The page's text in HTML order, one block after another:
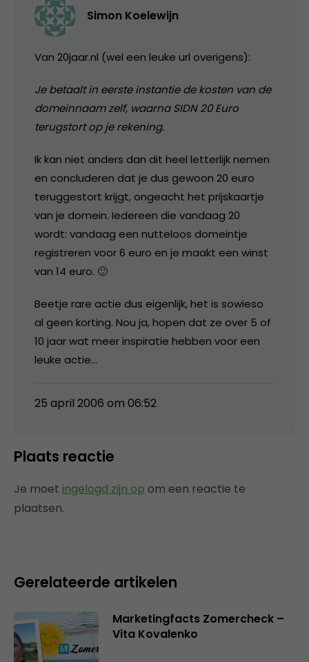
Simon Koelewijn
Van 20jaar.nl (wel een leuke url overigens):
Je betaalt in eerste instantie de kosten van de
domeinnaam zelf, waarna SIDN 20 Euro
terugstort op je rekening.
Ik kan niet anders dan dit heel letterlijk nemen
en concluderen dat je dus gewoon 20 euro
teruggestort krijgt, ongeacht het prijskaartje
van je domein. Iedereen die vandaag 20
wordt: vandaag een nutteloos domeintje
registreren voor 6 euro en je maakt een winst
van 14 euro. 🙂
Beetje rare actie dus eigenlijk, het is sowieso
al geen korting. Nou ja, hopen dat ze over 5 of
10 jaar wat meer inspiratie hebben voor een
leuke actie…
25 april 2006 om 06:52
Plaats reactie
Je moet ingelogd zijn op om een reactie te
plaatsen.
Gerelateerde artikelen
Marketingfacts Zomercheck –
Vita Kovalenko